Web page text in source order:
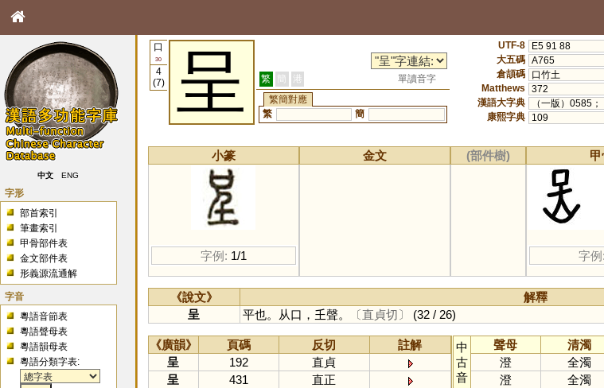
中文 ENG
字形
部首索引
筆畫索引
甲骨部件表
金文部件表
形義源流通解
字音
粵語音節表
粵語聲母表
粵語韻母表
粵語分類字表:
口
30
4
(7)
呈 繁 簡 港
單讀音字
繁簡對應
繁
簡
UTF-8
E5 91 88
大五碼 A765
倉頡碼
口竹土
Matthews
372
漢語大字典
（一版）0585
康熙字典
109
小篆
字例: 1/1
金文 (部件樹)
字例:
《說文》 解釋
呈
平也。从口，𡈼聲。 〔直貞切〕 (32 / 26)
《廣韻》 頁碼 反切
註解
呈
192
直貞
呈
431 直正
中
古
音
聲母 清濁
澄
全濁
澄
全濁